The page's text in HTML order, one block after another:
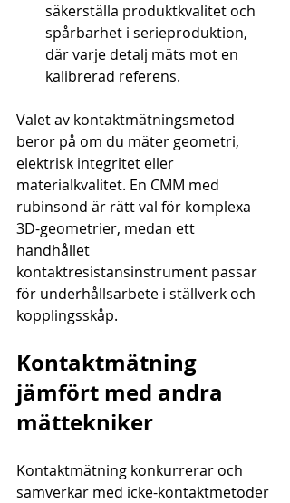
säkerställa produktkvalitet och
spårbarhet i serieproduktion,
där varje detalj mäts mot en
kalibrerad referens.
Valet av kontaktmätningsmetod
beror på om du mäter geometri,
elektrisk integritet eller
materialkvalitet. En CMM med
rubinsond är rätt val för komplexa
3D-geometrier, medan ett
handhållet
kontaktresistansinstrument passar
för underhållsarbete i ställverk och
kopplingsskåp.
Kontaktmätning
jämfört med andra
mättekniker
Kontaktmätning konkurrerar och
samverkar med icke-kontaktmetoder